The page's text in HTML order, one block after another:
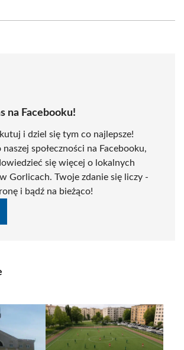
na Facebooku!
i dziel się tym co najlepsze!
naszej społeczności na Facebooku,
się więcej o lokalnych
Gorlicach. Twoje zdanie się liczy -
i bądź na bieżąco!